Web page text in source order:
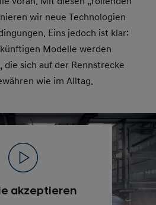
wir neue Technologien
Eins jedoch ist klar:
Modelle werden
die sich auf der Rennstrecke
wie im Alltag.
akzeptieren